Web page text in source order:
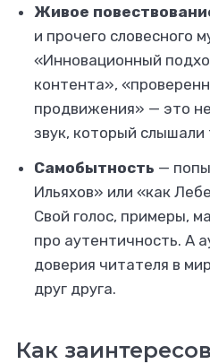
Живое
и прочего словесного
«Инновационный
контента»,
продвижения» — это
звук, который слышали
Самобытность —
Ильяхов» или «как
Свой голос, примеры,
про аутентичность. А
доверия читателя в
друг друга.
Как